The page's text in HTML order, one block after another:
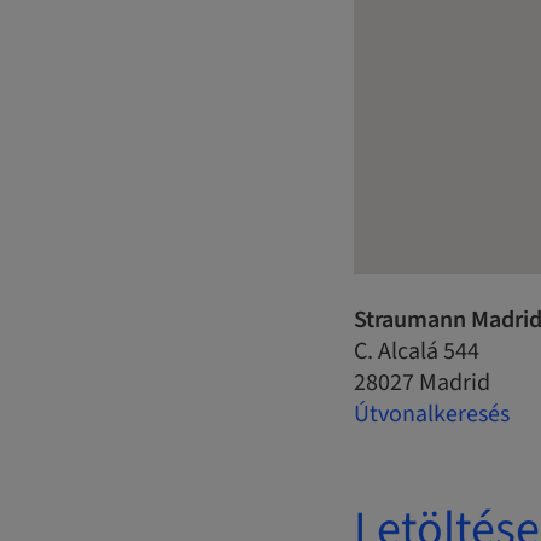
Straumann
C. Alcalá 544
28027 Madrid
Útvonalkeresés